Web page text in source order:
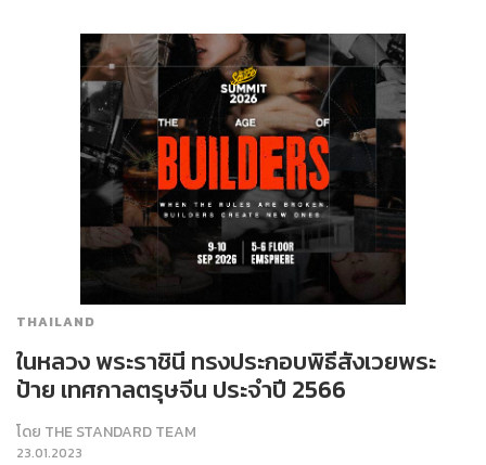
THAILAND
ในหลวง พระราชินี ทรงประกอบพิธีสังเวยพระ
ป้าย เทศกาลตรุษจีน ประจำปี 2566
โดย THE STANDARD TEAM
23.01.2023